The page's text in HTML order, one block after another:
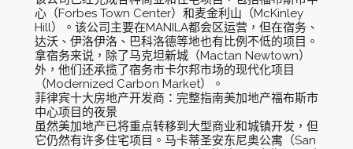
心（Forbes Town Center）和麦金利山（McKinley
Hill）。该公司主要在MANILA都会区运营，但在宿务、
达沃、伊洛伊洛、巴科洛德等地也有比例不低的项目。
拿宿务来说，除了马克坦新城（Mactan Newtown）
外，他们还承揽了宿务市卡尔邦市场的现代化项目
（Modernized Carbon Market）。
菲律宾十大房地产开发商：完整指南美加地产福布斯市
中心项目的夜景
虽然美加地产已将重点转移到大型商业和城镇开发，但
它仍然有许多住宅项目。马卡蒂圣安东尼奥公寓（San